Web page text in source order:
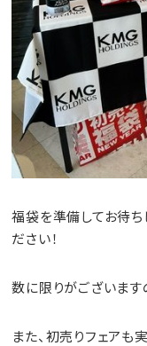
福袋を準備してお待ち
ださい！
数に限りがございま
また、初売りフェア